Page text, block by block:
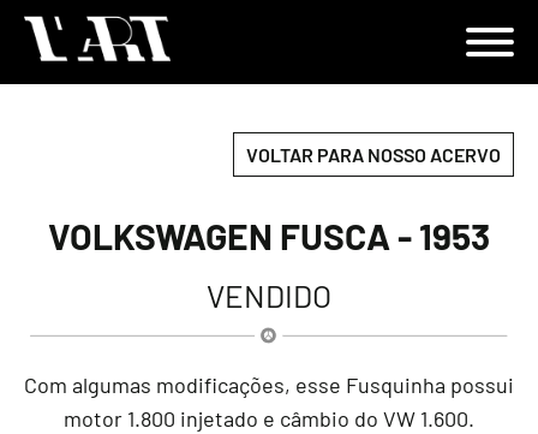
VOLTAR PARA NOSSO ACERVO
VOLKSWAGEN FUSCA - 1953
VENDIDO
Com algumas modificações, esse Fusquinha possui
motor 1.800 injetado e câmbio do VW 1.600.